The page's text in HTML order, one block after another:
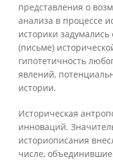
представления о
анализа в процессе
историки
(письме)
гипотетичность
явлений,
истории.
Историческая
инноваций.
историописания
числе,